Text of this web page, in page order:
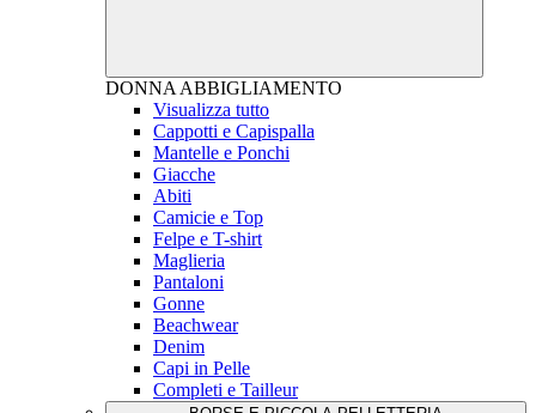
DONNA ABBIGLIAMENTO
Visualizza tutto
Cappotti e Capispalla
Mantelle e Ponchi
Giacche
Abiti
Camicie e Top
Felpe e T-shirt
Maglieria
Pantaloni
Gonne
Beachwear
Denim
Capi in Pelle
Completi e Tailleur